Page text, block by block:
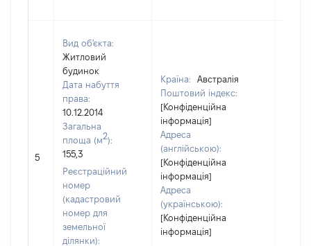
5
Вид об'єкта:
Житловий
будинок
Дата набуття
права:
10.12.2014
Загальна
площа (м2):
155,3
Реєстраційний
номер
(кадастровий
номер для
земельної
ділянки):
Країна:
Австралія
Поштовий індекс:
[Конфіденційна
інформація]
Адреса
(англійською):
[Конфіденційна
інформація]
Адреса
(українською):
[Конфіденційна
інформація]